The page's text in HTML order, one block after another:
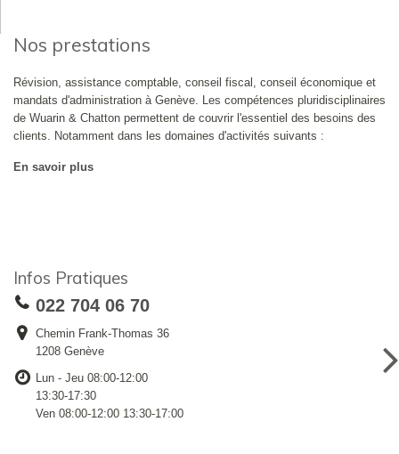
Nos prestations
Révision, assistance comptable, conseil fiscal, conseil économique et
mandats d'administration à Genève. Les compétences pluridisciplinaires
de Wuarin & Chatton permettent de couvrir l'essentiel des besoins des
clients. Notamment dans les domaines d'activités suivants :
En savoir plus
Infos Pratiques
022 704 06 70
Chemin Frank-Thomas 36
1208 Genève
Lun - Jeu 08:00-12:00
13:30-17:30
Ven 08:00-12:00 13:30-17:00